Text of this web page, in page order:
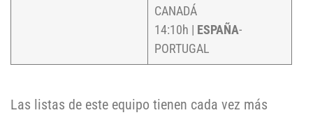
CANADÁ
14:10h | ESPAÑA-
PORTUGAL
Las listas de este equipo tienen cada vez más